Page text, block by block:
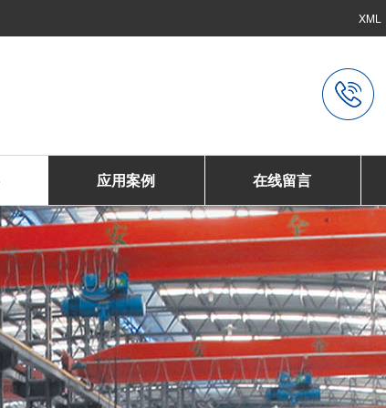
XML
应用案例 在线留言